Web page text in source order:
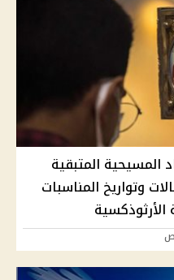
المسيحية المتبقية
الاحتفالات وتواريخ المناسبات